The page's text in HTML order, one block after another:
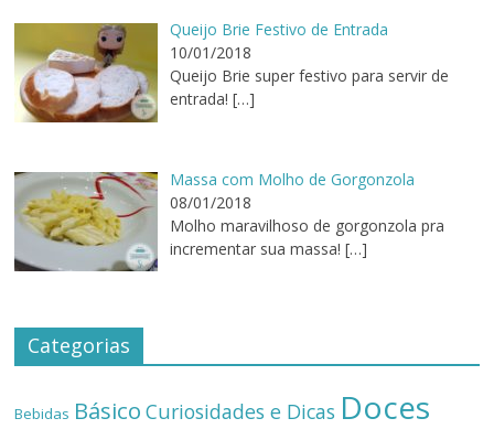
Queijo Brie Festivo de Entrada
10/01/2018
Queijo Brie super festivo para servir de
entrada! […]
Massa com Molho de Gorgonzola
08/01/2018
Molho maravilhoso de gorgonzola pra
incrementar sua massa! […]
Categorias
Bebidas Básico Curiosidades e Dicas Doces